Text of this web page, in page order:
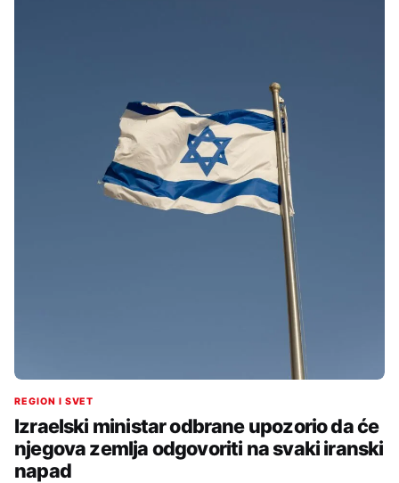
REGION I SVET
Izraelski ministar odbrane upozorio da će
njegova zemlja odgovoriti na svaki iranski
napad